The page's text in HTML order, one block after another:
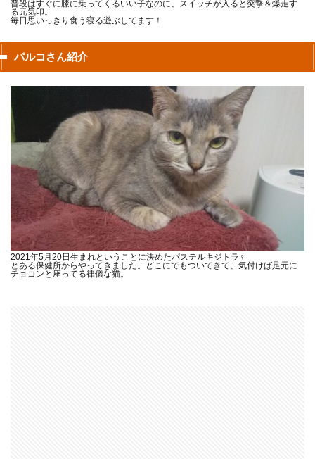
普段はすぐに膝に乗ってくるいい子なのに、スイッチが入ると突撃＆爆走す
る元気印。
毎日思いっきり食う寝る遊ぶしてます！
パルコさん紹介
2021年5月20日生まれということに決めたパステルキジトラ♀
とある保健所からやってきました。どこにでもついてきて、気付けば足元に
チョコンと座ってる律儀な猫。